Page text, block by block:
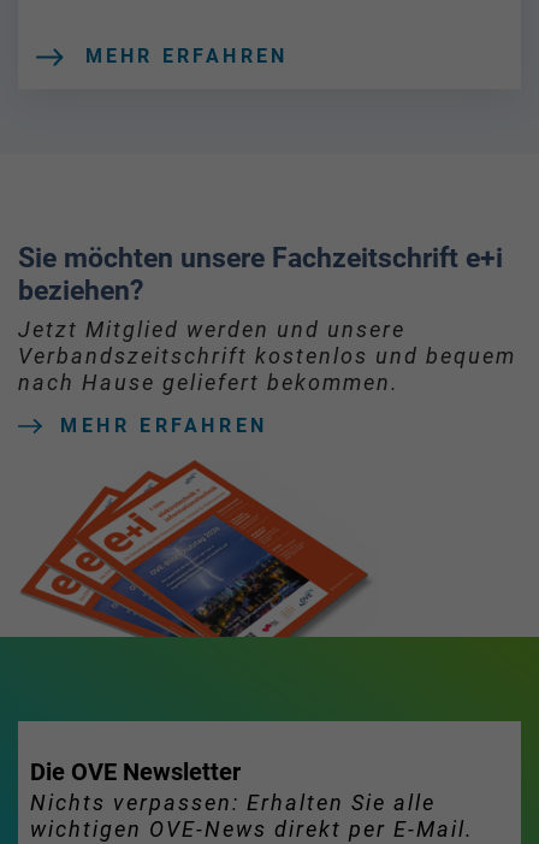
MEHR ERFAHREN
Sie möchten unsere Fachzeitschrift e+i
beziehen?
Jetzt Mitglied werden und unsere
Verbandszeitschrift kostenlos und bequem
nach Hause geliefert bekommen.
MEHR ERFAHREN
Die OVE Newsletter
Nichts verpassen: Erhalten Sie alle
wichtigen OVE-News direkt per E-Mail.